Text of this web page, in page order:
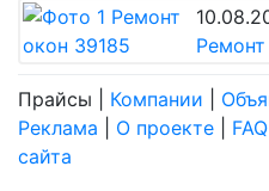
Прайсы Компании
Реклама
О проекте FAQ
сайта